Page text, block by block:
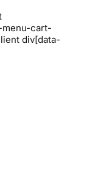
cart-
div[data-